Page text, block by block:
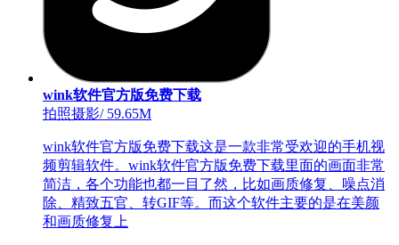
wink软件官方版免费下载
拍照摄影/59.65M
wink软件官方版免费下载这是一款非常受欢迎的手机视
频剪辑软件。wink软件官方版免费下载里面的画面非常
简洁，各个功能也都一目了然，比如画质修复、噪点消
除、精致五官、转GIF等。而这个软件主要的是在美颜
和画质修复上